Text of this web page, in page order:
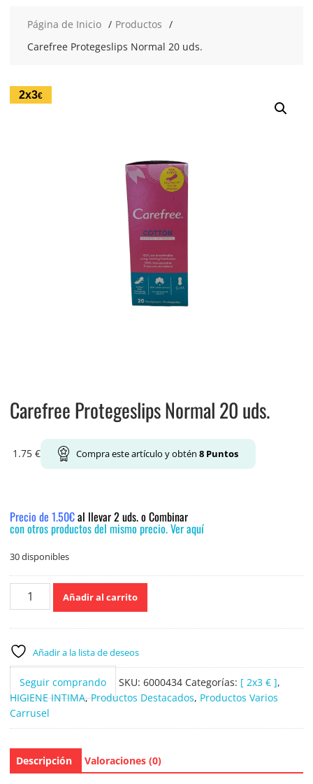
Página de Inicio
Productos
Carefree Protegeslips Normal 20 uds.
2x3€
Carefree Protegeslips Normal 20 uds.
1.75 € Compra este artículo y obtén 8Puntos
Precio de 1.50€al llevar 2 uds. o Combinar
con otros productos del mismo precio. Ver aquí
30 disponibles
Carefree
Protegeslips
uds.
cantidad
Añadir al carrito
Añadir a la lista de deseos
Seguir comprando SKU: 6000434 Categorías: [ 2x3 € ],
HIGIENE INTIMA,Productos Destacados, Productos Varios
Carrusel
Descripción Valoraciones (0)